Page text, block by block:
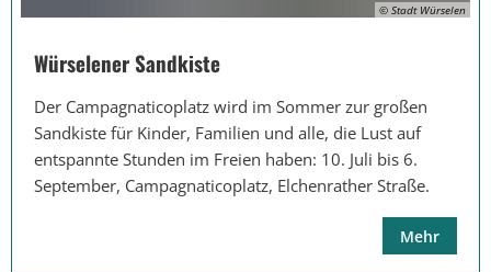
© Stadt Würselen
Würselener Sandkiste
Der Campagnaticoplatz wird im Sommer zur großen
Sandkiste für Kinder, Familien und alle, die Lust auf
entspannte Stunden im Freien haben: 10. Juli bis 6.
September, Campagnaticoplatz, Elchenrather Straße.
Mehr